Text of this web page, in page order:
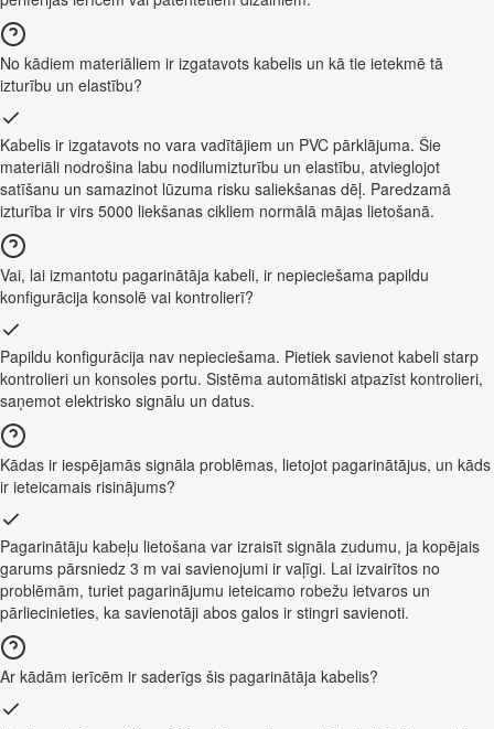
No kādiem materiāliem ir izgatavots kabelis un kā tie ietekmē tā
izturību un elastību?
Kabelis ir izgatavots no vara vadītājiem un PVC pārklājuma. Šie
materiāli nodrošina labu nodilumizturību un elastību, atvieglojot
satīšanu un samazinot lūzuma risku saliekšanas dēļ. Paredzamā
izturība ir virs 5000 liekšanas cikliem normālā mājas lietošanā.
Vai, lai izmantotu pagarinātāja kabeli, ir nepieciešama papildu
konfigurācija konsolē vai kontrolierī?
Papildu konfigurācija nav nepieciešama. Pietiek savienot kabeli starp
kontrolieri un konsoles portu. Sistēma automātiski atpazīst kontrolieri,
saņemot elektrisko signālu un datus.
Kādas ir iespējamās signāla problēmas, lietojot pagarinātājus, un kāds
ir ieteicamais risinājums?
Pagarinātāju kabeļu lietošana var izraisīt signāla zudumu, ja kopējais
garums pārsniedz 3 m vai savienojumi ir vaļīgi. Lai izvairītos no
problēmām, turiet pagarinājumu ieteicamo robežu ietvaros un
pārliecinieties, ka savienotāji abos galos ir stingri savienoti.
Ar kādām ierīcēm ir saderīgs šis pagarinātāja kabelis?